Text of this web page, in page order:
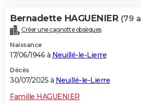
Dictionnaire
Biographies
Citations
Expressions
Proverbes
PROGRAMME TV
COPAINS D'AVANT
S'inscrire
Se connecter
Lycées
Collèges
Primaires
Universités
Entreprises
Service militaire
Avis de recherche
AVIS DE DÉCÈS
Bernadette HAGUENIER (79
Créer une cagnotte obsèques
Naissance
17/06/1946 à Neuillé-le-Lierre
Décès
30/07/2025 à Neuillé-le-Lierre
Famille HAGUENIER